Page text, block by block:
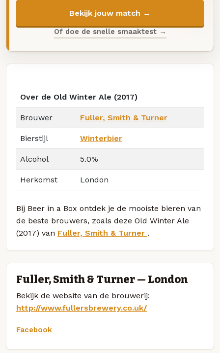
Bekijk jouw match →
Of doe de snelle smaaktest →
Over de Old Winter Ale (2017)
Brouwer Fuller, Smith & Turner
Bierstijl Winterbier
Alcohol 5.0%
Herkomst London
Bij Beer in a Box ontdek je de mooiste bieren van
de beste brouwers, zoals deze Old Winter Ale
(2017) van Fuller, Smith & Turner .
Fuller, Smith & Turner — London
Bekijk de website van de brouwerij:
http://www.fullersbrewery.co.uk/
Facebook